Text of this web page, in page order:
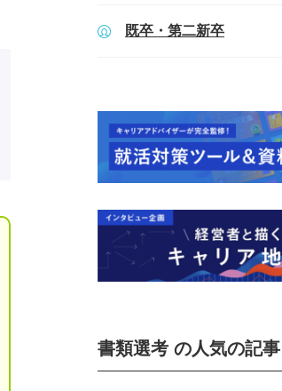
既卒・第二新卒
書類選考 の人気の記事